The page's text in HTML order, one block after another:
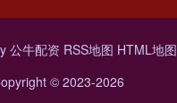
公牛配资 RSS地图 HTML地图
© 2023-2026